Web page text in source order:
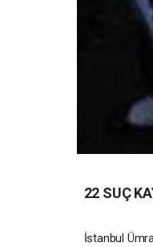
22 SUÇ
İstanbul